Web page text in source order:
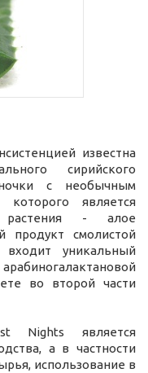
известна
сирийского
с необычным
является
растения - алое
продукт смолистой
уникальный
во второй части
Nights является
а в частности
использование в